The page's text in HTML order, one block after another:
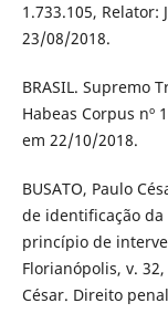
1.733.105,
23/08/2018.
BRASIL. Supremo
Habeas Corpus nº
em 22/10/2018.
BUSATO, Paulo
de identificação
princípio de
Florianópolis, v.
César. Direito